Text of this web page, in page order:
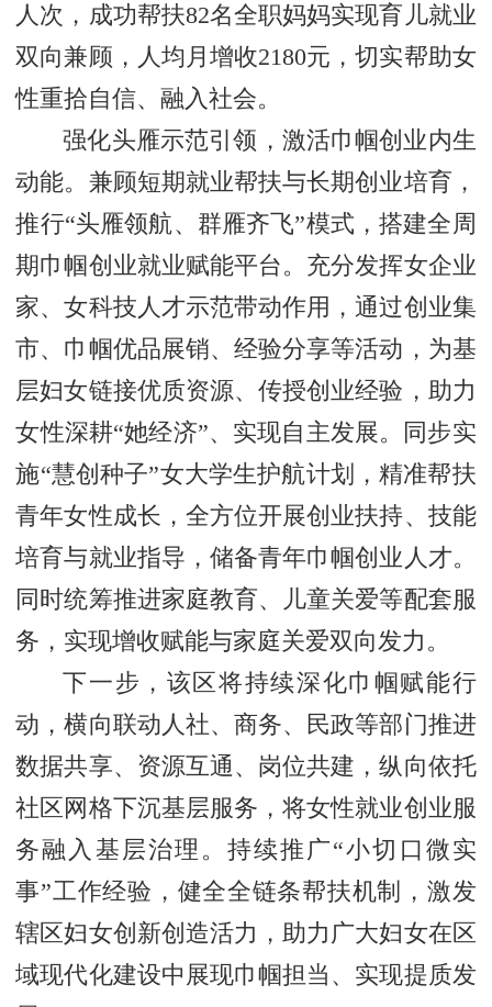
人次，成功帮扶82名全职妈妈实现育儿就业
双向兼顾，人均月增收2180元，切实帮助女
性重拾自信、融入社会。
强化头雁示范引领，激活巾帼创业内生
动能。兼顾短期就业帮扶与长期创业培育，
推行“头雁领航、群雁齐飞”模式，搭建全周
期巾帼创业就业赋能平台。充分发挥女企业
家、女科技人才示范带动作用，通过创业集
市、巾帼优品展销、经验分享等活动，为基
层妇女链接优质资源、传授创业经验，助力
女性深耕“她经济”、实现自主发展。同步实
施“慧创种子”女大学生护航计划，精准帮扶
青年女性成长，全方位开展创业扶持、技能
培育与就业指导，储备青年巾帼创业人才。
同时统筹推进家庭教育、儿童关爱等配套服
务，实现增收赋能与家庭关爱双向发力。
下一步，该区将持续深化巾帼赋能行
动，横向联动人社、商务、民政等部门推进
数据共享、资源互通、岗位共建，纵向依托
社区网格下沉基层服务，将女性就业创业服
务融入基层治理。持续推广“小切口微实
事”工作经验，健全全链条帮扶机制，激发
辖区妇女创新创造活力，助力广大妇女在区
域现代化建设中展现巾帼担当、实现提质发